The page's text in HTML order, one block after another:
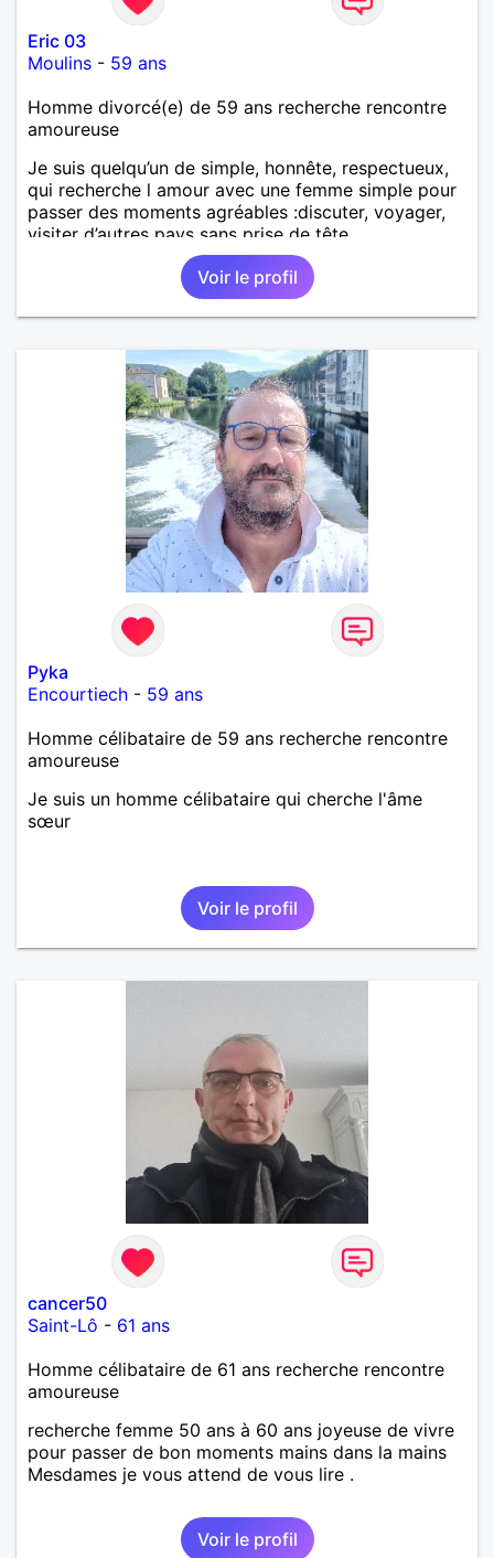
Eric 03
Moulins - 59 ans
Homme divorcé(e) de 59 ans recherche rencontre
amoureuse
Je suis quelqu’un de simple, honnête, respectueux,
qui recherche l amour avec une femme simple pour
passer des moments agréables :discuter, voyager,
visiter d’autres pays sans prise de tête.
Voir le profil
Pyka
Encourtiech - 59 ans
Homme célibataire de 59 ans recherche rencontre
amoureuse
Je suis un homme célibataire qui cherche l'âme
sœur
Voir le profil
cancer50
Saint-Lô - 61 ans
Homme célibataire de 61 ans recherche rencontre
amoureuse
recherche femme 50 ans à 60 ans joyeuse de vivre
pour passer de bon moments mains dans la mains
Mesdames je vous attend de vous lire .
Voir le profil